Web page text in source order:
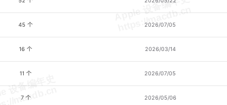
45 个 2026/07/05
16 个 2026/03/14
11 个 2026/07/05
7 个 2026/05/06